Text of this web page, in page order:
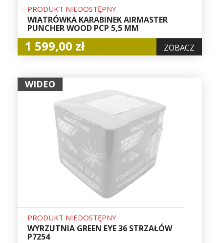
PRODUKT NIEDOSTĘPNY
WIATRÓWKA KARABINEK AIRMASTER
PUNCHER WOOD PCP 5,5 MM
1 599,00 zł ZOBACZ
WIDEO
PRODUKT NIEDOSTĘPNY
WYRZUTNIA GREEN EYE 36 STRZAŁÓW
P7254